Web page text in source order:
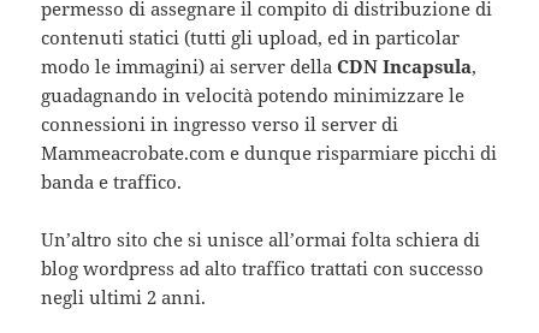
permesso di assegnare il compito di distribuzione di
contenuti statici (tutti gli upload, ed in particolar
modo le immagini) ai server dellaCDN Incapsula,
guadagnando in velocità potendo minimizzare le
connessioni in ingresso verso il server di
Mammeacrobate.com e dunque risparmiare picchi di
banda e traffico.
Un’altro sito che si unisce all’ormai folta schiera di
blog wordpress ad alto traffico trattati con successo
negli ultimi 2 anni.